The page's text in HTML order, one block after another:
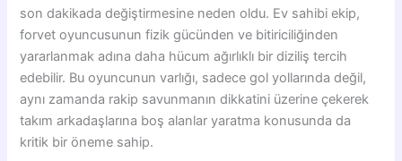
son dakikada değiştirmesine neden oldu. Ev sahibi ekip,
forvet oyuncusunun fizik gücünden ve bitiriciliğinden
yararlanmak adına daha hücum ağırlıklı bir diziliş tercih
edebilir. Bu oyuncunun varlığı, sadece gol yollarında değil,
aynı zamanda rakip savunmanın dikkatini üzerine çekerek
takım arkadaşlarına boş alanlar yaratma konusunda da
kritik bir öneme sahip.